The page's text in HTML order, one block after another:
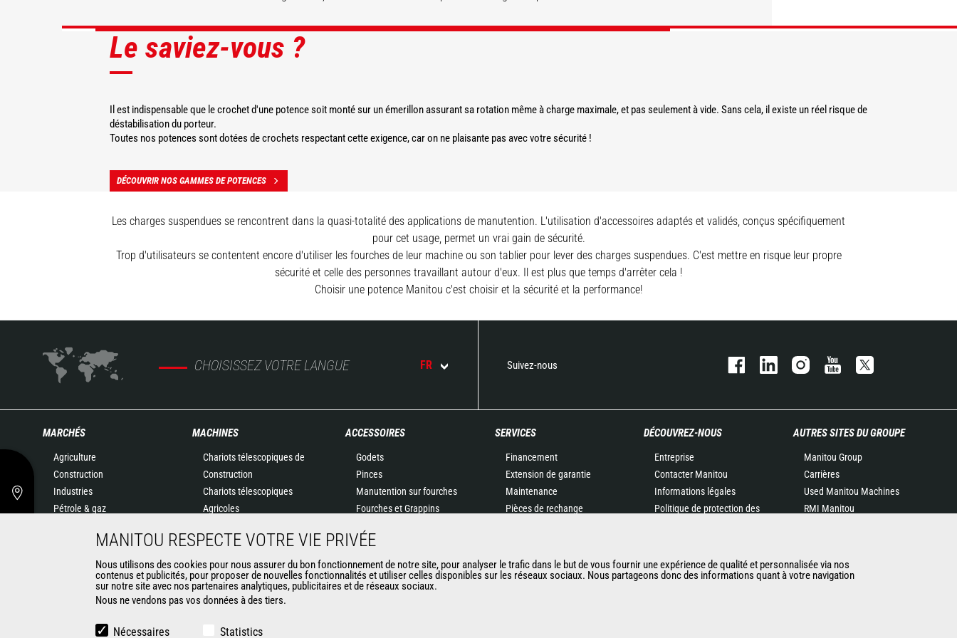
DÉCOUVRIR
DÉCOUVRIR
Le saviez-vous ?
Il est indispensable que le crochet d'une potence soit monté sur un émerillon assurant sa rotation même à charge maximale, et pas seulement à vide. Sans cela, il existe un réel risque de
déstabilisation du porteur.
Toutes nos potences sont dotées de crochets respectant cette exigence, car on ne plaisante pas avec votre sécurité !
DÉCOUVRIR NOS GAMMES DE POTENCES
Les charges suspendues se rencontrent dans la quasi-totalité des applications de manutention. L'utilisation d'accessoires adaptés et validés, conçus spécifiquement
pour cet usage, permet un vrai gain de sécurité.
Trop d'utilisateurs se contentent encore d'utiliser les fourches de leur machine ou son tablier pour lever des charges suspendues. C'est mettre en risque leur propre
sécurité et celle des personnes travaillant autour d'eux. Il est plus que temps d'arrêter cela !
Choisir une potence Manitou c'est choisir et la sécurité et la performance!
CHOISISSEZ VOTRE LANGUE FR Suivez-nous
MARCHÉS
Agriculture
Construction
Industries
Pétrole & gaz
Environnement
Exploitation minière
MACHINES
Chariots télescopiques de
Construction
Chariots télescopiques
Agricoles
MLT-X
Chargeuses articulées
Nacelles élévatrices
Chariots embarqués
ACCESSOIRES
Godets
Pinces
Manutention sur fourches
Fourches et Grappins
Nacelles
Bennes
Balayeuses et Nettoyeurs
SERVICES
Financement
Extension de garantie
Maintenance
Pièces de rechange
Formations
Matériels d'occasion
DÉCOUVREZ-NOUS
Entreprise
Contacter Manitou
Informations légales
Politique de protection des
Actualités
Historique
AUTRES SITES DU GROUPE
Manitou Group
Carrières
Used Manitou Machines
RMI Manitou
Attachments
MANITOU RESPECTE VOTRE VIE PRIVÉE
Nous utilisons des cookies pour nous assurer du bon fonctionnement de notre site, pour analyser le trafic dans le but de vous fournir une expérience de qualité et personnalisée via nos
contenus et publicités, pour proposer de nouvelles fonctionnalités et utiliser celles disponibles sur les réseaux sociaux. Nous partageons donc des informations quant à votre navigation
sur notre site avec nos partenaires analytiques, publicitaires et de réseaux sociaux.
Nous ne vendons pas vos données à des tiers.
Nécessaires Statistics